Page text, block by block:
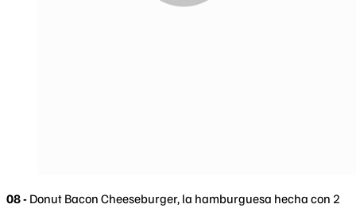
08 - Donut Bacon Cheeseburger, la hamburguesa hecha con 2